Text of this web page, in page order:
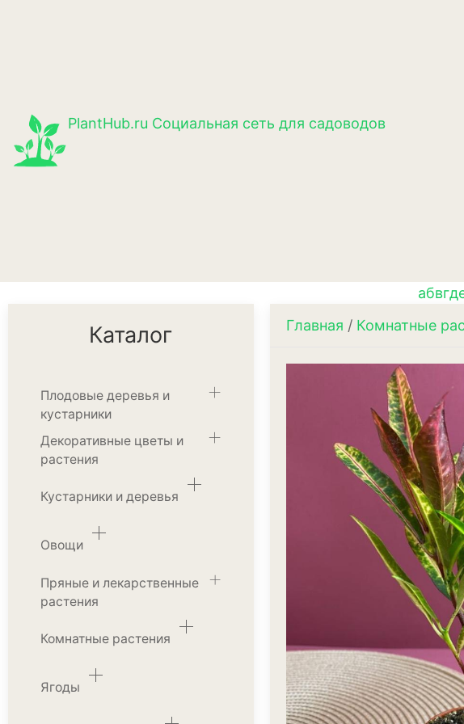
PlantHub.ru Социальная сеть для садоводов
абвгд
Каталог
Плодовые деревья и
кустарники
Декоративные цветы и
растения
Кустарники и деревья
Овощи
Пряные и лекарственные
растения
Комнатные растения
Ягоды
Главная / Комнатные